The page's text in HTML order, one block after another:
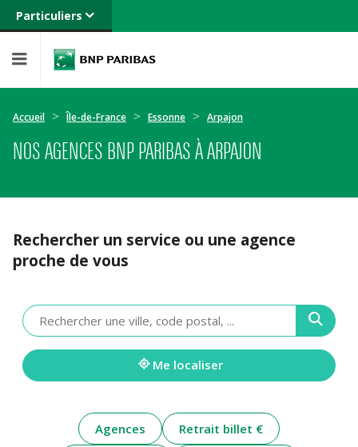
Particuliers
Banque privée
Entreprises
Accueil Île-de-France Essonne Arpajon
NOS AGENCES BNP PARIBAS À ARPAJON
Rechercher un service ou une agence
proche de vous
Veuillez
renseigner
une
adresse
Me localiser
Agences
Retrait billet €